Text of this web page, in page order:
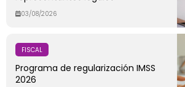
03/08/2026
FISCAL
Programa de regularización IMSS
2026